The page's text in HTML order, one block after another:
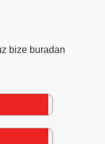
bize buradan